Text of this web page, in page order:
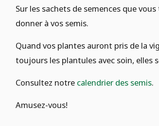
Sur les sachets de semences que
donner à vos semis.
Quand vos plantes auront pris de la
toujours les plantules avec soin, elles
Consultez notre calendrier des semis.
Amusez-vous!